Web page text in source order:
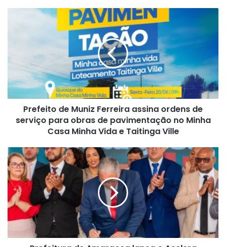
serviço
para
obras
pavimentação
Minha
Casa
Minha
Vida
Taitinga
Prefeito de Muniz Ferreira assina ordens de
serviço para obras de pavimentação no Minha
Casa Minha Vida e Taitinga Ville
Prefeitura
de
Amargosa
lança
Acelera
Amargosa,
programa